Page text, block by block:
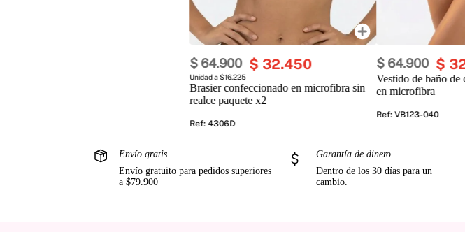
$64.900 $ 32.450
Unidad a $16.225
Brasier confeccionado en microfibra sin
realce paquete x2
Ref:4306D
$64.900 $
Vestido de baño de
en microfibra
Ref:VB123-040
Envío gratis
Envío gratuito para pedidos superiores
a $79.900
Garantía de dinero
Dentro de los 30 días para un
cambio.